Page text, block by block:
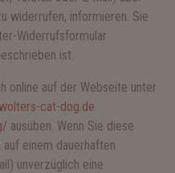
widerrufen, informieren. Sie
Widerrufsformular
ist.
online auf der Webseite unter
cat-dog.de
/ ausüben. Wenn Sie diese
auf einem dauerhaften
unverzüglich eine